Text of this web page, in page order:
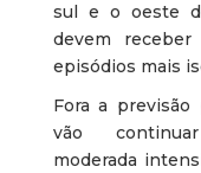
sul e o oeste
devem
episódios mais
Fora a previsão
vão
moderada